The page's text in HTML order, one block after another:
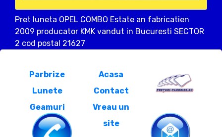
Pret luneta OPEL COMBO Estate an fabricatien
2009 producator KMK vandut in Bucuresti SECTOR
2 cod postal 21627
Parbrize
Lunete
Geamuri
Acasa
Contact
Vreau un
site